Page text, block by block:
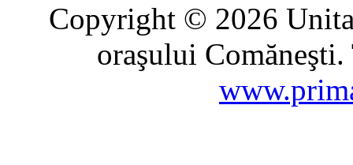
Copyright © 2026
oraşului